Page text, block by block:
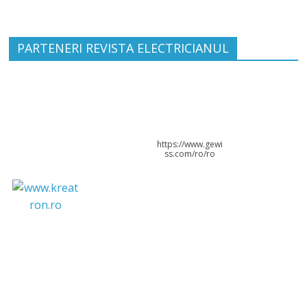
PARTENERI REVISTA ELECTRICIANUL
https://www.gewi
ss.com/ro/ro